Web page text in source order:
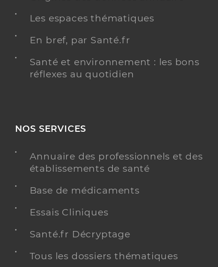
Les espaces thématiques
En bref, par Santé.fr
Santé et environnement : les bons
réflexes au quotidien
NOS SERVICES
Annuaire des professionnels et des
établissements de santé
Base de médicaments
Essais Cliniques
Santé.fr Décryptage
Tous les dossiers thématiques